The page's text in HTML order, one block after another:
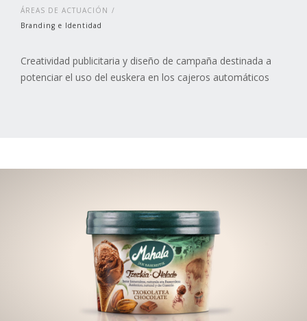
ÁREAS DE ACTUACIÓN
Branding e Identidad
Creatividad publicitaria y diseño de campaña destinada a
potenciar el uso del euskera en los cajeros automáticos